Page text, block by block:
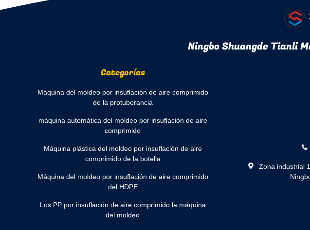
Ningbo Shuangde Tianli
Categorías
Máquina del moldeo por insuflación de aire comprimido
de la protuberancia
máquina automática del moldeo por insuflación de aire
comprimido
Máquina plástica del moldeo por insuflación de aire
comprimido de la botella
Máquina del moldeo por insuflación de aire comprimido
del HDPE
Los PP por insuflación de aire comprimido la máquina
del moldeo
Zona industrial